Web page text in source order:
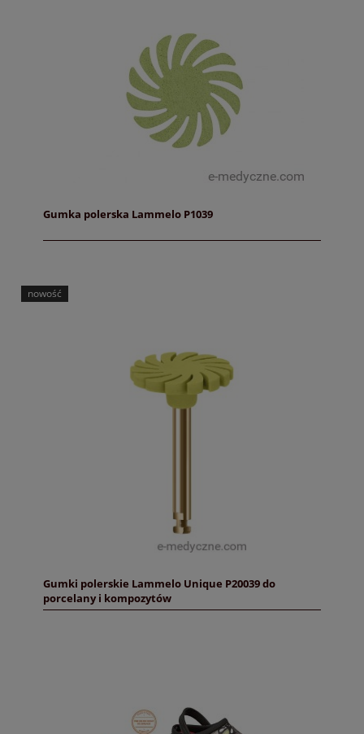
Gumka polerska Lammelo P1039
Gumki polerskie Lammelo Unique P20039 do
porcelany i kompozytów
nowość